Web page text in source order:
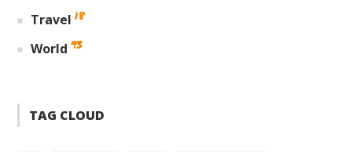
Travel 18
World 93
TAG CLOUD